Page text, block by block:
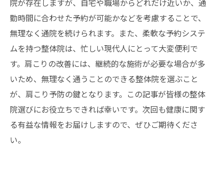
院が存在しますが、自宅や職場からどれだけ近いか、通
勤時間に合わせた予約が可能かなどを考慮することで、
無理なく通院を続けられます。また、柔軟な予約システ
ムを持つ整体院は、忙しい現代人にとって大変便利で
す。肩こりの改善には、継続的な施術が必要な場合が多
いため、無理なく通うことのできる整体院を選ぶこと
が、肩こり予防の鍵となります。この記事が皆様の整体
院選びにお役立ちできれば幸いです。次回も健康に関す
る有益な情報をお届けしますので、ぜひご期待くださ
い。